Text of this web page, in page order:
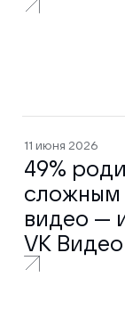
11 июня 2026
49%
видео —
VK Видео